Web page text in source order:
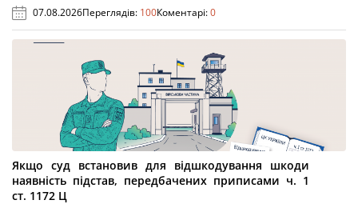
07.08.2026Переглядів: 100Коментарі:0
Якщо суд встановив для відшкодування шкоди
наявність підстав, передбачених приписами ч. 1
ст. 1172 Ц